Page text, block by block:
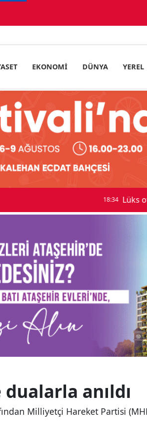
EKONOMI DÜNYA YEREL
anıldı
Milliyetçi Hareket Partisi